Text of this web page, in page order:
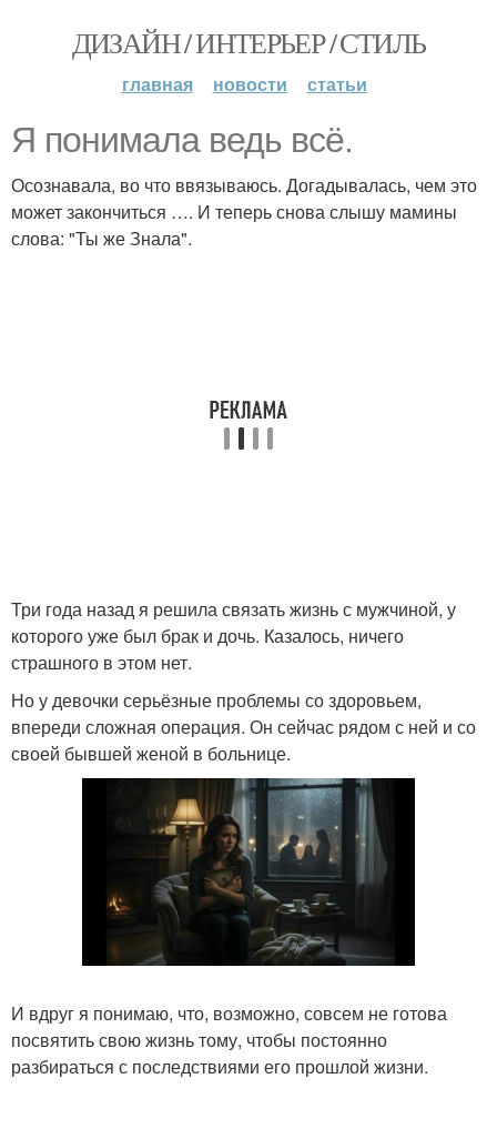
ДИЗАЙН / ИНТЕРЬЕР / СТИЛЬ
главная новости статьи
Я понимала ведь всё.
Осознавала, во что ввязываюсь. Догадывалась, чем это
может закончиться …. И теперь снова слышу мамины
слова: "Ты же Знала".
Три года назад я решила связать жизнь с мужчиной, у
которого уже был брак и дочь. Казалось, ничего
страшного в этом нет.
Но у девочки серьёзные проблемы со здоровьем,
впереди сложная операция. Он сейчас рядом с ней и со
своей бывшей женой в больнице.
И вдруг я понимаю, что, возможно, совсем не готова
посвятить свою жизнь тому, чтобы постоянно
разбираться с последствиями его прошлой жизни.